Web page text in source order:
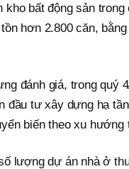
kho bất động sản
hơn 2.800 căn,
đánh giá, trong quý
đầu tư xây dựng hạ
biến theo xu hướng
lượng dự án nhà ở